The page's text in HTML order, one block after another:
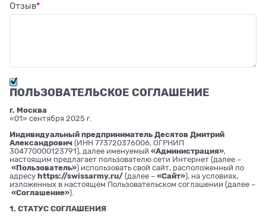
Отзыв
ПОЛЬЗОВАТЕЛЬСКОЕ СОГЛАШЕНИЕ
г. Москва
«01» сентября 2025 г.
Индивидуальный предприниматель Десятов Дмитрий
Александрович (ИНН 773720376006, ОГРНИП
304770000123791), далее именуемый «Администрация»,
настоящим предлагает пользователю сети Интернет (далее –
«Пользователь») использовать свой сайт, расположенный по
адресу https://swissarmy.ru/ (далее – «Сайт»), на условиях,
изложенных в настоящем Пользовательском соглашении (далее –
«Соглашение»).
1. СТАТУС СОГЛАШЕНИЯ